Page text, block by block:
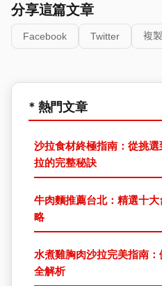
分享這篇文章
Facebook Twitter 複
* 熱門文章
沙拉食材終極指南：從挑
拉的完整秘訣
牛肉麵推薦台北：精選十
略
水煮雞胸肉沙拉完美指南
全解析